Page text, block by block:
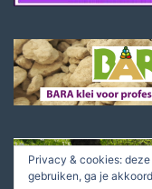
Privacy & cookies:
gebruiken, ga je